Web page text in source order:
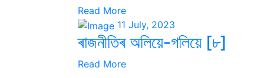
Read More
11 July, 2023
ৰাজনীতিৰ অলিয়ে-গলিয়ে [৮]
Read More